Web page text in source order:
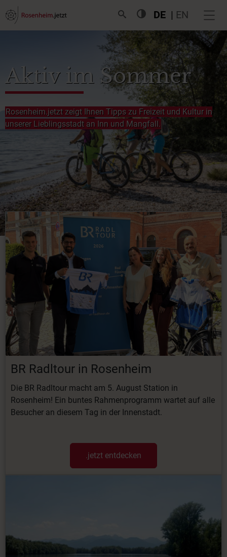
DE EN
Aktiv im Sommer
Rosenheim.jetzt zeigt Ihnen Tipps zu Freizeit und Kultur in
unserer Lieblingsstadt an Inn und Mangfall.
BR Radltour in Rosenheim
Die BR Radltour macht am 5. August Station in
Rosenheim! Ein buntes Rahmenprogramm wartet auf alle
Besucher an diesem Tag in der Innenstadt.
.jetzt entdecken